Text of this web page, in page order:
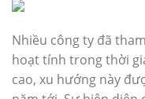
Nhiều công ty đã
hoạt tính trong thời
cao, xu hướng này